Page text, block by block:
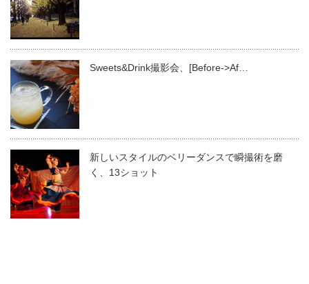
Sweets&Drink撮影会、[Before->Af…
新しいスタイルのベリーダンスで瞬撮術を磨
く、13ショット